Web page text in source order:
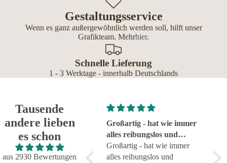
Gestaltungsservice
Wenn es ganz außergewöhnlich werden soll, hilft unser
Grafikteam. Mehrhier.
Schnelle Lieferung
1 - 3 Werktage - innerhalb Deutschlands
Tausende
andere lieben
es schon
aus 2930 Bewertungen
Super!
Super!
Großartig - hat wie immer
alles reibungslos und
fehlerfrei geklappt
Großartig - hat wie immer
alles reibungslos und